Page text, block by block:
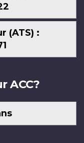
(ATS) :
ACC?